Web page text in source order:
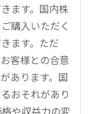
ます。国内株
購入いただく
ます。ただ
客様との合意
あります。国
おそれがあり
や収益力の変